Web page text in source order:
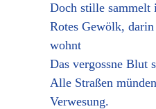
Doch stille sammelt
Rotes Gewölk,
wohnt
Das vergossne Blut
Alle Straßen
Verwesung.